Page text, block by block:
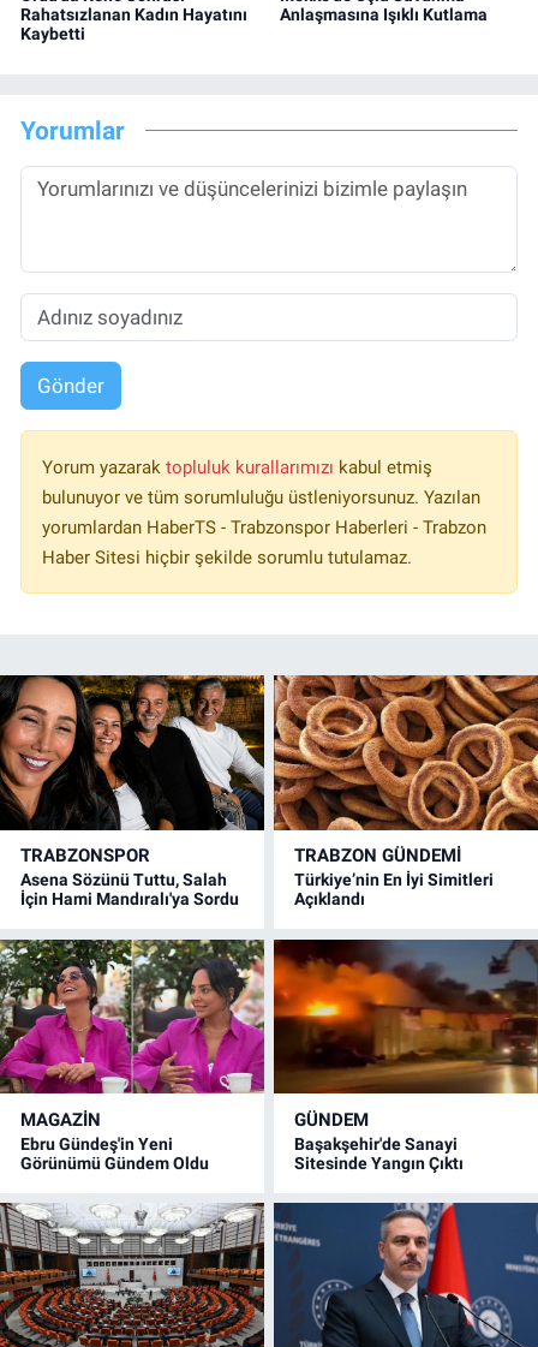
Rahatsızlanan Kadın Hayatını
Kaybetti
Anlaşmasına Işıklı Kutlama
Yorumlar
Gönder
Yorum yazarak topluluk kurallarımızı kabul etmiş
bulunuyor ve tüm sorumluluğu üstleniyorsunuz. Yazılan
yorumlardan HaberTS - Trabzonspor Haberleri - Trabzon
Haber Sitesi hiçbir şekilde sorumlu tutulamaz.
TRABZONSPOR
Asena Sözünü Tuttu, Salah
İçin Hami Mandıralı'ya Sordu
TRABZON GÜNDEMİ
Türkiye’nin En İyi Simitleri
Açıklandı
MAGAZİN
Ebru Gündeş'in Yeni
Görünümü Gündem Oldu
GÜNDEM
Başakşehir'de Sanayi
Sitesinde Yangın Çıktı